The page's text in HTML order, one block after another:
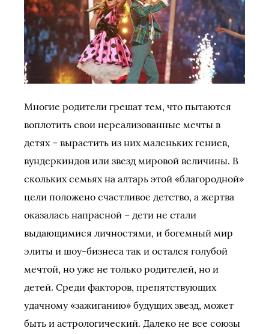
Многие родители грешат тем, что пытаются
воплотить свои нереализованные мечты в
детях – вырастить из них маленьких гениев,
вундеркиндов или звезд мировой величины. В
скольких семьях на алтарь этой «благородной»
цели положено счастливое детство, а жертва
оказалась напрасной – дети не стали
выдающимися личностями, и богемный мир
элиты и шоу-бизнеса так и остался голубой
мечтой, но уже не только родителей, но и
детей. Среди факторов, препятствующих
удачному «зажиганию» будущих звезд, может
быть и астрологический. Далеко не все союзы